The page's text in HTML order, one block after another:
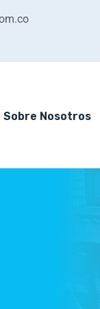
Sobre Nosotros